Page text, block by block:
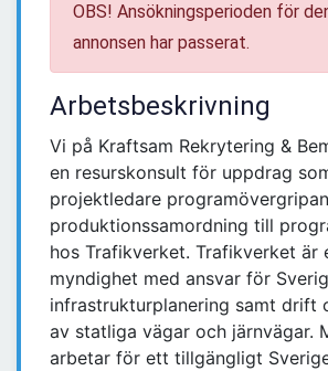
OBS! Ansökningsperioden för
annonsen har passerat.
Arbetsbeskrivning
Vi på Kraftsam Rekrytering &
en resurskonsult för uppdrag
projektledare
produktionssamordning till
hos Trafikverket. Trafikverket är
myndighet med ansvar för
infrastrukturplanering samt drift
av statliga vägar och järnvägar.
arbetar för ett tillgängligt